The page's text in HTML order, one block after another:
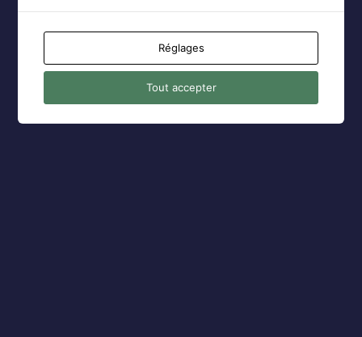
Politique de confidentialité
Réglages
Tout accepter